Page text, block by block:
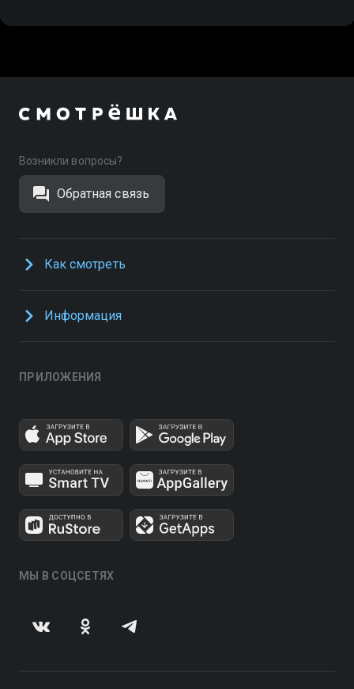
Возникли вопросы?
Обратная связь
Как смотреть
Информация
ПРИЛОЖЕНИЯ
МЫ В СОЦСЕТЯХ